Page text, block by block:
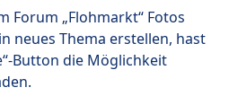
Forum „Flohmarkt“ Fotos
neues Thema erstellen, hast
Button die Möglichkeit